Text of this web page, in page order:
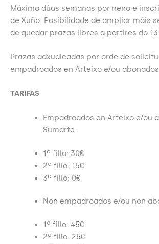
Máximo dúas semanas por neno e
de Xuño. Posibilidade de ampliar máis
de quedar prazas libres a partires do 13
Prazas adxudicadas por orde de
empadroados en Arteixo e/ou
TARIFAS
Empadroados en Arteixo e/ou
Sumarte:
1º fillo: 30€
2º fillo: 15€
3º fillo: 0€
Non empadroados e/ou non
1º fillo: 45€
2º fillo: 25€